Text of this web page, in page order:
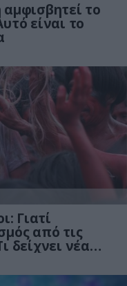
το
είναι το
Γιατί
από τις
δείχνει νέα